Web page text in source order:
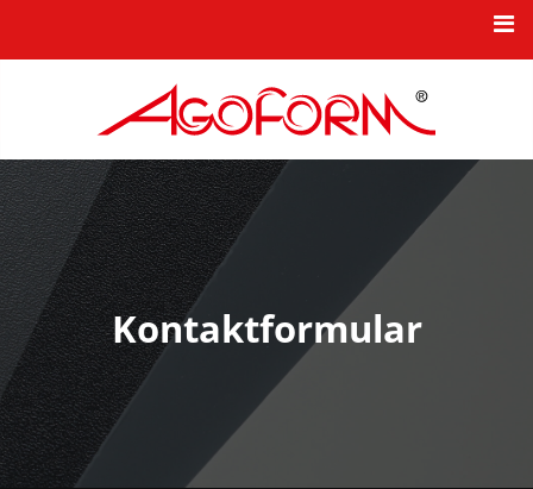
HOME
KBB-PRODUKTSERIEN
TKK-INDUSTRIEKOMPONENTEN
KARRIERE
UNTERNEHMEN
NEUHEITEN
KONTAKT
Kontaktformular